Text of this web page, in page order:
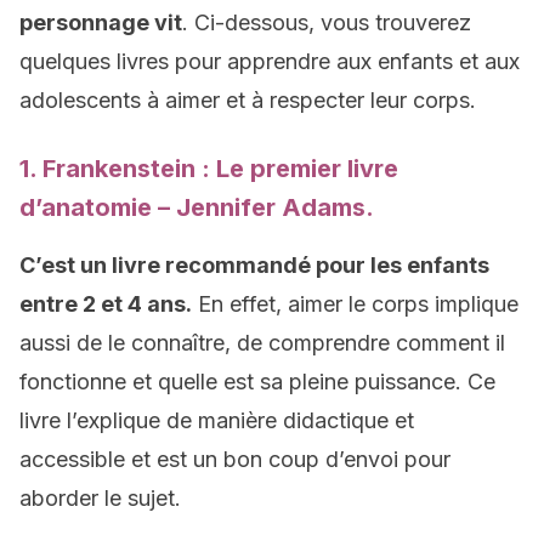
personnage vit. Ci-dessous, vous trouverez
quelques livres pour apprendre aux enfants et aux
adolescents à aimer et à respecter leur corps.
1. Frankenstein : Le premier livre
d’anatomie – Jennifer Adams.
C’est un livre recommandé pour les enfants
entre 2 et 4 ans. En effet, aimer le corps implique
aussi de le connaître, de comprendre comment il
fonctionne et quelle est sa pleine puissance. Ce
livre l’explique de manière didactique et
accessible et est un bon coup d’envoi pour
aborder le sujet.